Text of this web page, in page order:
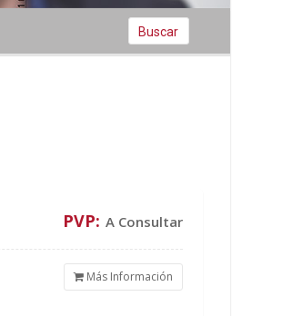
Buscar
PVP: A Consultar
Más Información